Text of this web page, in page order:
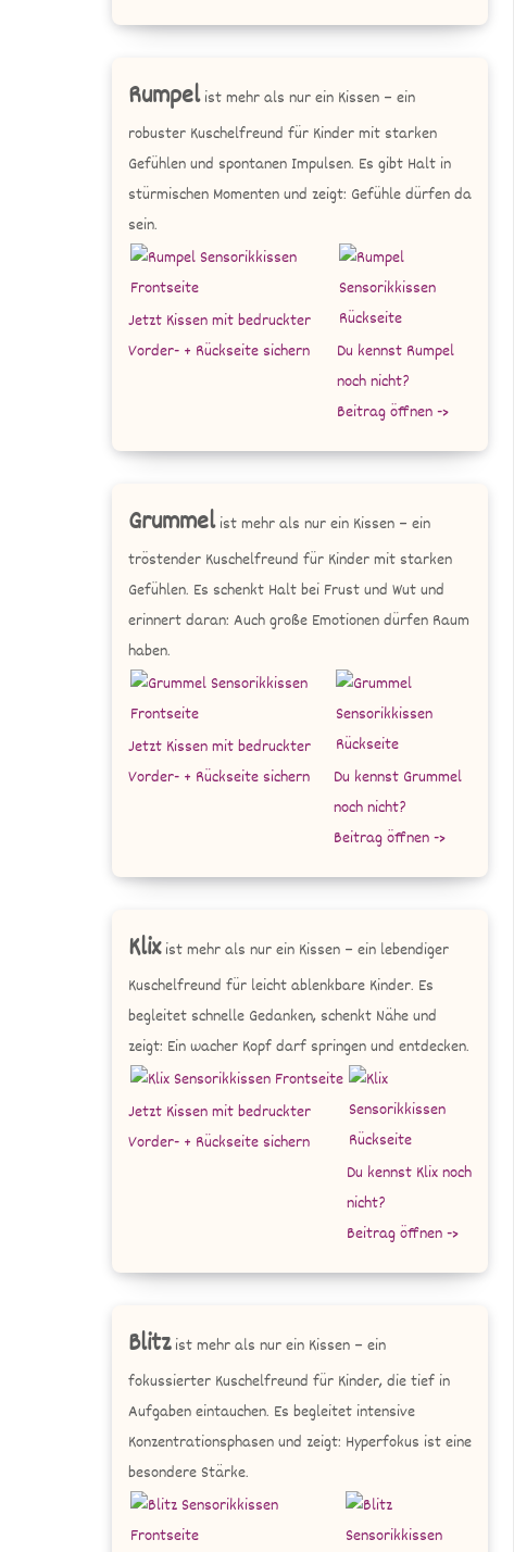
Rumpelist mehr als nur ein Kissen – ein
robuster Kuschelfreund für Kinder mit starken
Gefühlen und spontanen Impulsen. Es gibt Halt in
stürmischen Momenten und zeigt: Gefühle dürfen da
sein.
Jetzt Kissen mit bedruckter
Vorder- + Rückseite sichern
Du kennst Rumpel
noch nicht?
Beitrag öffnen ->
Grummelist mehr als nur ein Kissen – ein
tröstender Kuschelfreund für Kinder mit starken
Gefühlen. Es schenkt Halt bei Frust und Wut und
erinnert daran: Auch große Emotionen dürfen Raum
haben.
Jetzt Kissen mit bedruckter
Vorder- + Rückseite sichern
Du kennst Grummel
noch nicht?
Beitrag öffnen ->
Klixist mehr als nur ein Kissen – ein lebendiger
Kuschelfreund für leicht ablenkbare Kinder. Es
begleitet schnelle Gedanken, schenkt Nähe und
zeigt: Ein wacher Kopf darf springen und entdecken.
Jetzt Kissen mit bedruckter
Vorder- + Rückseite sichern
Du kennst Klix noch
nicht?
Beitrag öffnen ->
Blitzist mehr als nur ein Kissen – ein
fokussierter Kuschelfreund für Kinder, die tief in
Aufgaben eintauchen. Es begleitet intensive
Konzentrationsphasen und zeigt: Hyperfokus ist eine
besondere Stärke.